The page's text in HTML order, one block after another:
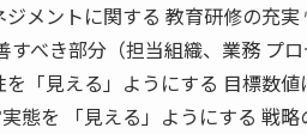
メントに関する 教育研修の充
すべき部分（担当組織、業務 プ
「見える」ようにする 目標数
態を 「見える」ようにする 戦